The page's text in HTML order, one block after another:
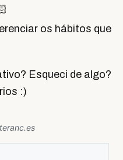
os hábitos que
Esqueci de algo?
:)